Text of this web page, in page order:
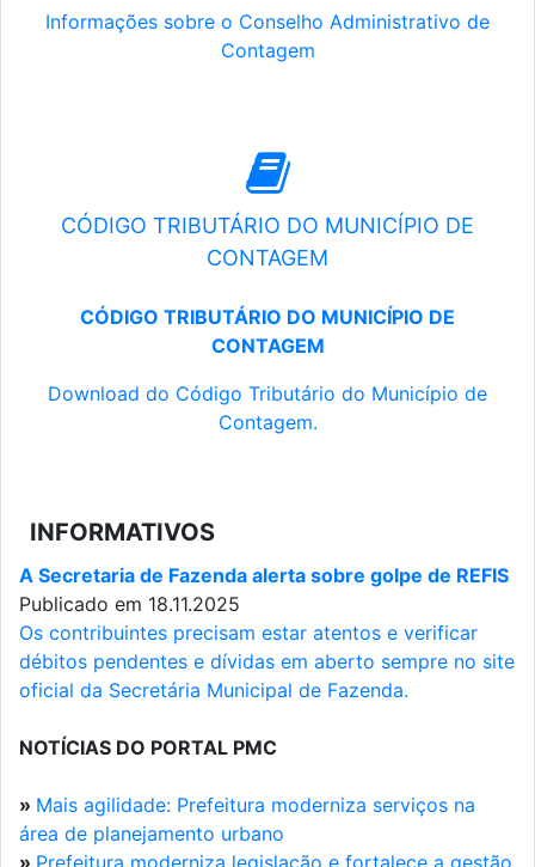
Informações sobre o Conselho Administrativo de
Contagem
CÓDIGO TRIBUTÁRIO DO MUNICÍPIO DE
CONTAGEM
CÓDIGO TRIBUTÁRIO DO MUNICÍPIO DE
CONTAGEM
Download do Código Tributário do Município de
Contagem.
INFORMATIVOS
A Secretaria de Fazenda alerta sobre golpe de REFIS
Publicado em 18.11.2025
Os contribuintes precisam estar atentos e verificar
débitos pendentes e dívidas em aberto sempre no site
oficial da Secretária Municipal de Fazenda.
NOTÍCIAS DO PORTAL PMC
» Mais agilidade: Prefeitura moderniza serviços na
área de planejamento urbano